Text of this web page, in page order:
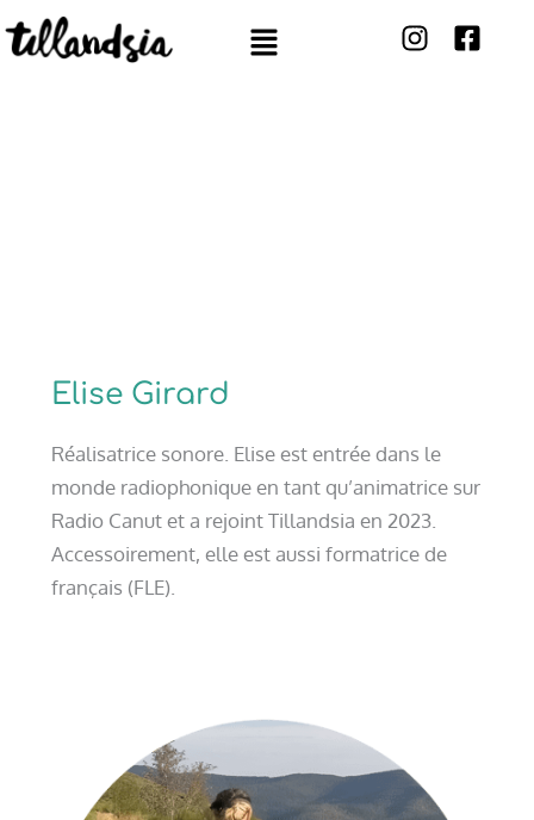
au
Menu
Elise Girard
Réalisatrice sonore. Elise est entrée dans le
monde radiophonique en tant qu’animatrice sur
Radio Canut et a rejoint Tillandsia en 2023.
Accessoirement, elle est aussi formatrice de
français (FLE).